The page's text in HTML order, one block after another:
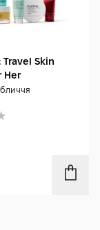
Travel Skin
Her